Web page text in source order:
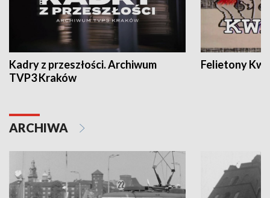
Kadry z przeszłości. Archiwum
TVP3 Kraków
Felietony
ARCHIWA